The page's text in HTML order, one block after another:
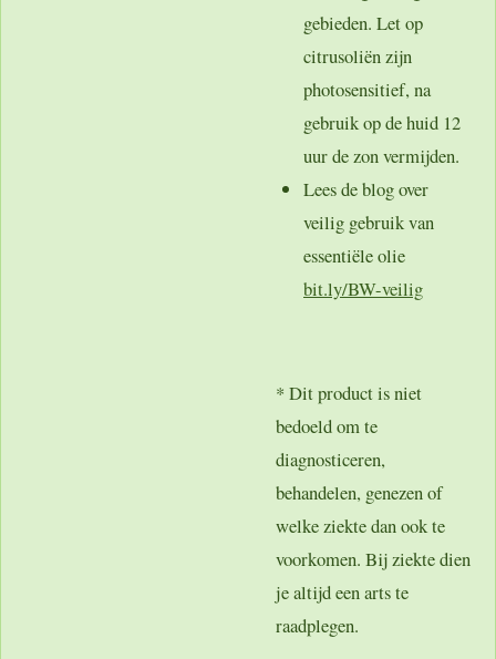
gebieden. Let op
citrusoliën zijn
photosensitief, na
gebruik op de huid 12
uur de zon vermijden.
Lees de blog over
veilig gebruik van
essentiële olie
bit.ly/BW-veilig
* Dit product is niet
bedoeld om te
diagnosticeren,
behandelen, genezen of
welke ziekte dan ook te
voorkomen. Bij ziekte dien
je altijd een arts te
raadplegen.